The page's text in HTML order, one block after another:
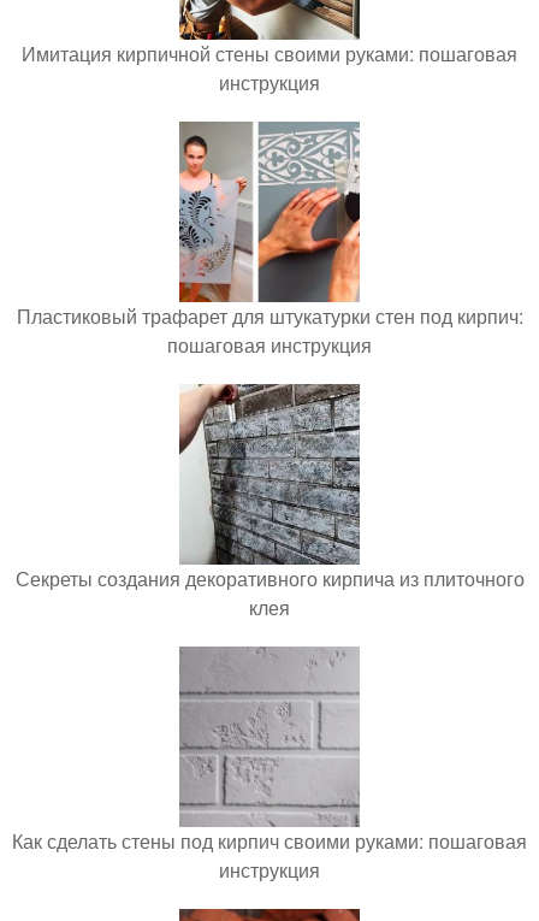
Имитация кирпичной стены своими руками: пошаговая
инструкция
Пластиковый трафарет для штукатурки стен под кирпич:
пошаговая инструкция
Секреты создания декоративного кирпича из плиточного
клея
Как сделать стены под кирпич своими руками: пошаговая
инструкция